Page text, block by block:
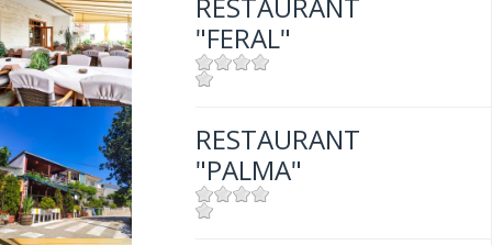
"FERAL"
Udaljenost od mora:
RESTAURANT
"PALMA"